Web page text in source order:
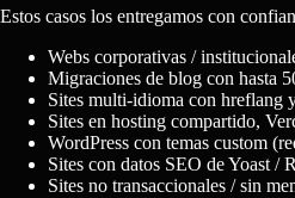
Estos casos los entregamos con
Webs corporativas /
Migraciones de blog con hasta
Sites multi-idioma con hreflang
Sites en hosting compartido,
WordPress con temas custom
Sites con datos SEO de Yoast /
Sites no transaccionales / sin